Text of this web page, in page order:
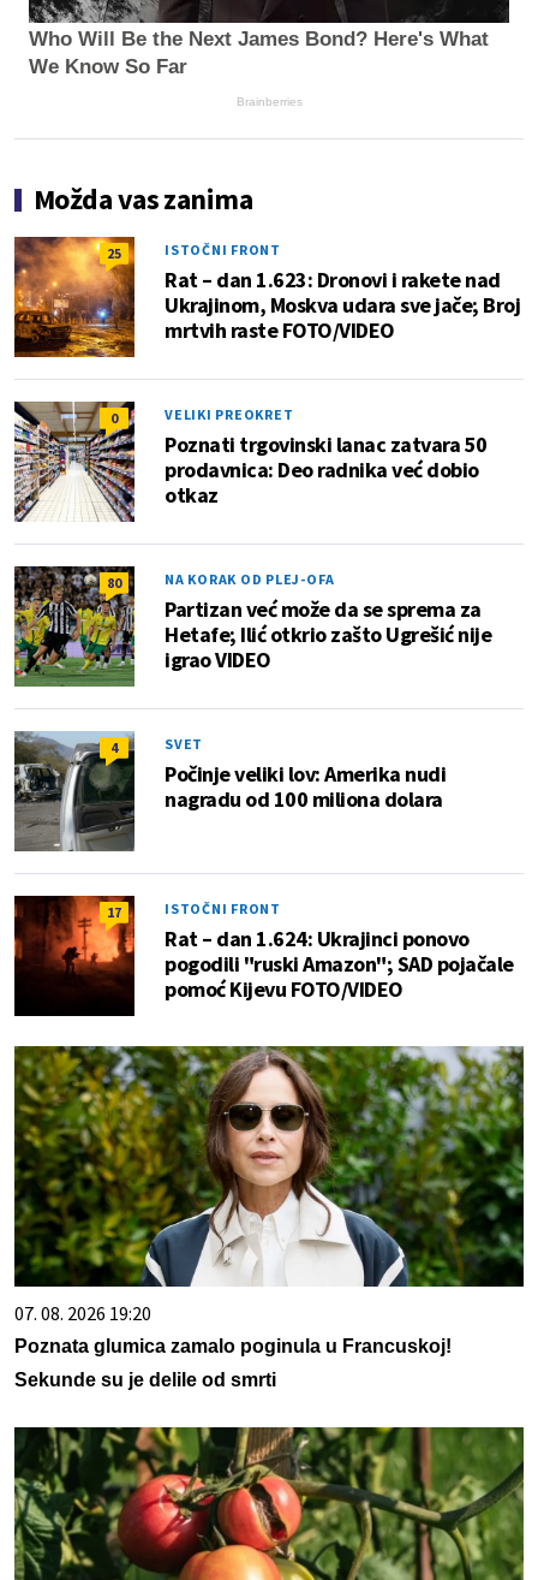
Who Will Be the Next James Bond? Here's What
We Know So Far
Brainberries
Možda vas zanima
25 ISTOČNI FRONT
Rat – dan 1.623: Dronovi i rakete nad
Ukrajinom, Moskva udara sve jače; Broj
mrtvih raste FOTO/VIDEO
0 VELIKI PREOKRET
Poznati trgovinski lanac zatvara 50
prodavnica: Deo radnika već dobio
otkaz
80 NA KORAK OD PLEJ-OFA
Partizan već može da se sprema za
Hetafe; Ilić otkrio zašto Ugrešić nije
igrao VIDEO
4 SVET
Počinje veliki lov: Amerika nudi
nagradu od 100 miliona dolara
17 ISTOČNI FRONT
Rat – dan 1.624: Ukrajinci ponovo
pogodili "ruski Amazon"; SAD pojačale
pomoć Kijevu FOTO/VIDEO
07. 08. 2026 19:20
Poznata glumica zamalo poginula u Francuskoj!
Sekunde su je delile od smrti